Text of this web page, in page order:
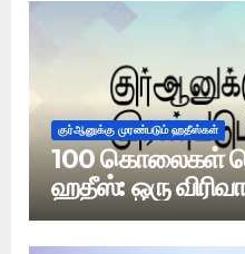
குர்ஆனுக்கு முரண்படும் ஹதீஸ்கள்
100 கொலைகள்
ஹதீஸ்: ஒரு